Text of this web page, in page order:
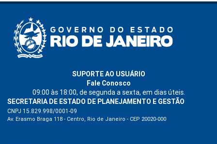
SUPORTE AO USUÁRIO
Fale Conosco
09:00 às 18:00, de segunda a sexta, em dias úteis.
SECRETARIA DE ESTADO DE PLANEJAMENTO E GESTÃO
CNPJ 15.829.998/0001-09
Av. Erasmo Braga 118 - Centro, Rio de Janeiro - CEP 20020-000